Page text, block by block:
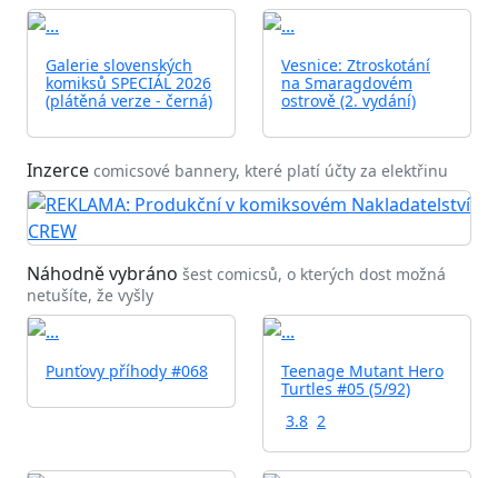
Galerie slovenských
komiksů SPECIÁL 2026
(plátěná verze - černá)
Vesnice: Ztroskotání
na Smaragdovém
ostrově (2. vydání)
Inzerce comicsové bannery, které platí účty za elektřinu
Náhodně vybráno šest comicsů, o kterých dost možná
netušíte, že vyšly
Punťovy příhody #068
Teenage Mutant Hero
Turtles #05 (5/92)
3.8 2